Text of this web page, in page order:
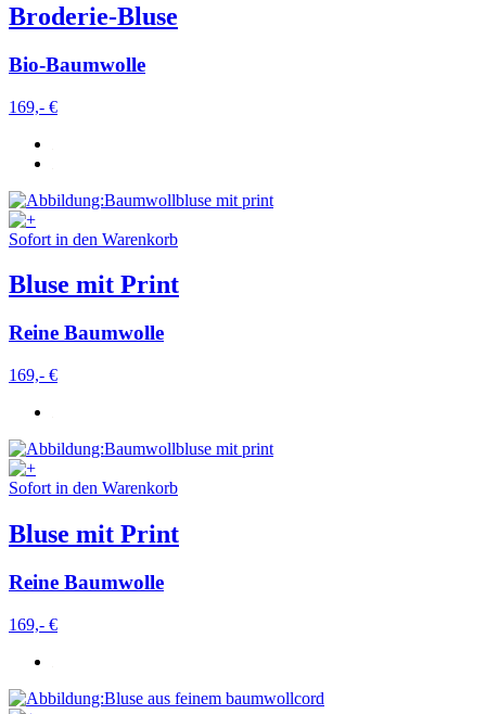
Broderie-Bluse
Bio-Baumwolle
169,- €
Sofort in den Warenkorb
Bluse mit Print
Reine Baumwolle
169,- €
Sofort in den Warenkorb
Bluse mit Print
Reine Baumwolle
169,- €